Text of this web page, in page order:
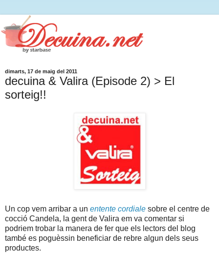
dimarts, 17 de maig del 2011
decuina & Valira (Episode 2) > El
sorteig!!
Un cop vem arribar a un entente cordiale sobre el centre de
cocció Candela, la gent de Valira em va comentar si
podriem trobar la manera de fer que els lectors del blog
també es poguèssin beneficiar de rebre algun dels seus
productes.